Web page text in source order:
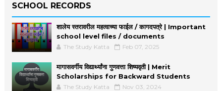
SCHOOL RECORDS
शालेय स्तरावरील महत्वाच्या फाईल / कागदपत्रे | Important
school level files / documents
The Study Katta Feb 07, 2025
मागासवर्गीय विद्यार्थ्यांना गुणवत्ता शिष्यवृती | Merit
Scholarships for Backward Students
The Study Katta Nov 03, 2024